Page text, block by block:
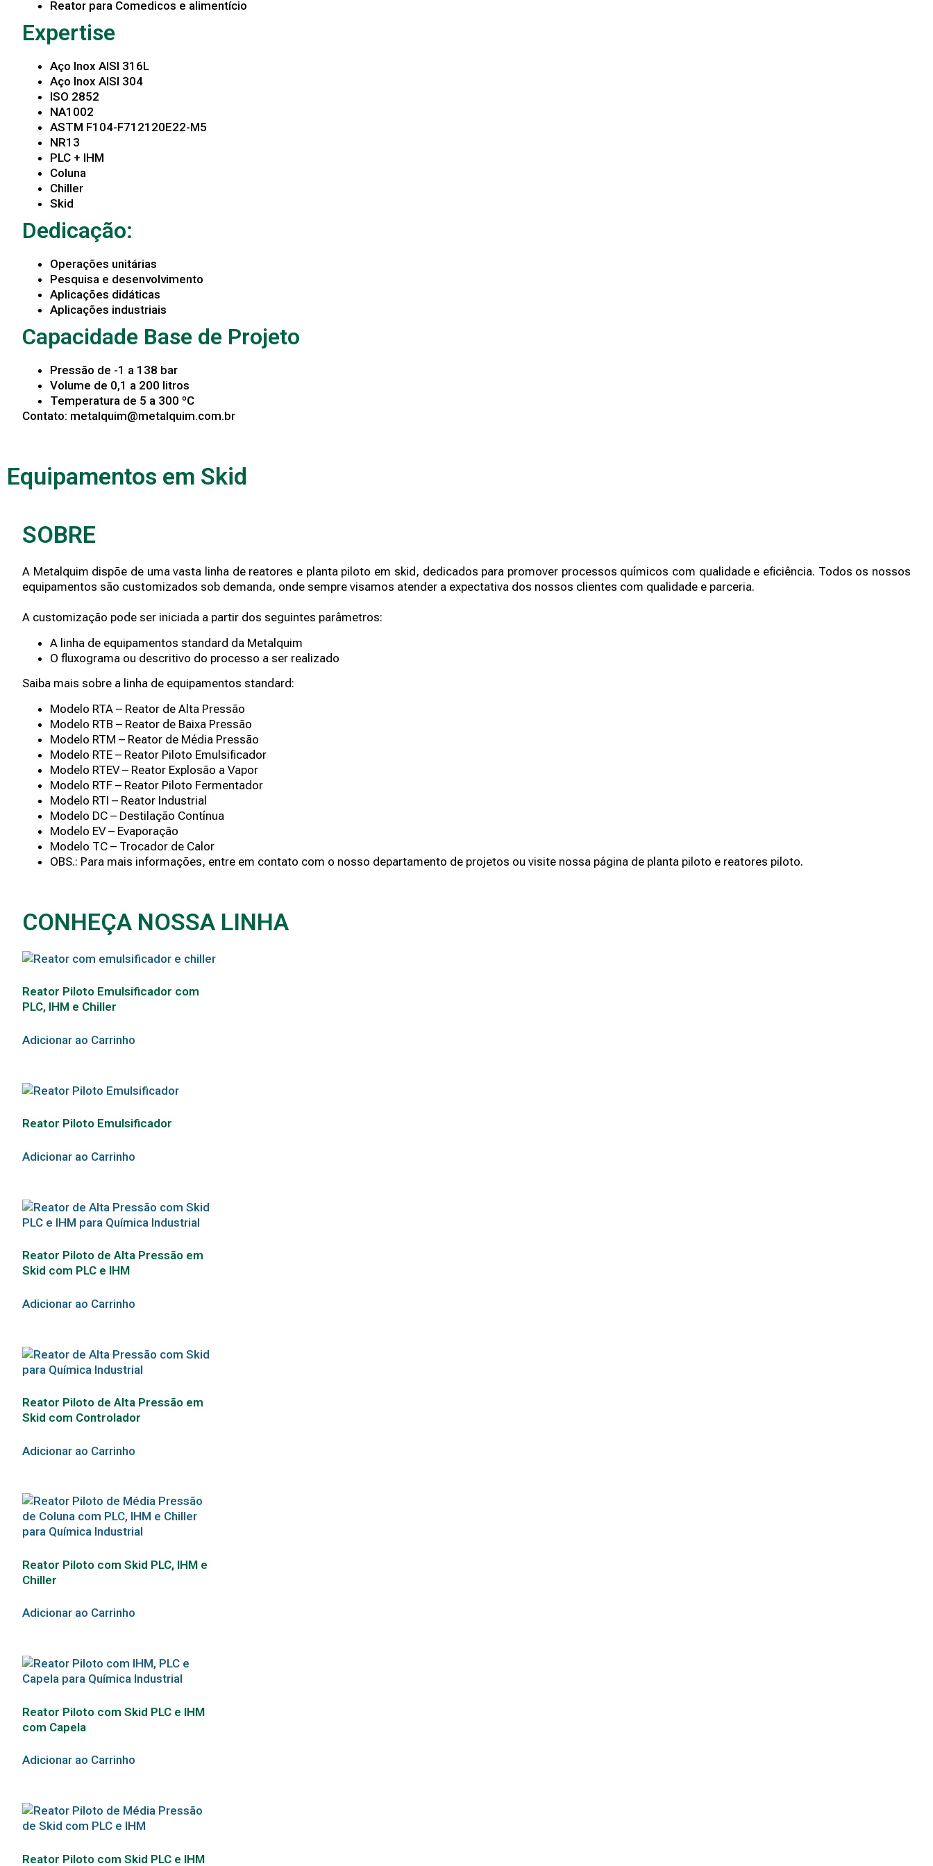
Reator para Comedicos e alimentício
Expertise
Aço Inox AISI 316L
Aço Inox AISI 304
ISO 2852
NA1002
ASTM F104-F712120E22-M5
NR13
PLC + IHM
Coluna
Chiller
Skid
Dedicação:
Operações unitárias
Pesquisa e desenvolvimento
Aplicações didáticas
Aplicações industriais
Capacidade Base de Projeto
Pressão de -1 a 138 bar
Volume de 0,1 a 200 litros
Temperatura de 5 a 300 ºC
Contato: metalquim@metalquim.com.br
Equipamentos em Skid
SOBRE
A Metalquim dispõe de uma vasta linha de reatores e planta piloto em skid, dedicados para promover processos químicos com qualidade e eficiência. Todos os nossos
equipamentos são customizados sob demanda, onde sempre visamos atender a expectativa dos nossos clientes com qualidade e parceria.
A customização pode ser iniciada a partir dos seguintes parâmetros:
A linha de equipamentos standard da Metalquim
O fluxograma ou descritivo do processo a ser realizado
Saiba mais sobre a linha de equipamentos standard:
Modelo RTA – Reator de Alta Pressão
Modelo RTB – Reator de Baixa Pressão
Modelo RTM – Reator de Média Pressão
Modelo RTE – Reator Piloto Emulsificador
Modelo RTEV – Reator Explosão a Vapor
Modelo RTF – Reator Piloto Fermentador
Modelo RTI – Reator Industrial
Modelo DC – Destilação Contínua
Modelo EV – Evaporação
Modelo TC – Trocador de Calor
OBS.: Para mais informações, entre em contato com o nosso departamento de projetos ou visite nossa página de planta piloto e reatores piloto.
CONHEÇA NOSSA LINHA
Reator Piloto Emulsificador com
PLC, IHM e Chiller
Adicionar ao Carrinho
Reator Piloto Emulsificador
Adicionar ao Carrinho
Reator Piloto de Alta Pressão em
Skid com PLC e IHM
Adicionar ao Carrinho
Reator Piloto de Alta Pressão em
Skid com Controlador
Adicionar ao Carrinho
Reator Piloto com Skid PLC, IHM e
Chiller
Adicionar ao Carrinho
Reator Piloto com Skid PLC e IHM
com Capela
Adicionar ao Carrinho
Reator Piloto com Skid PLC e IHM